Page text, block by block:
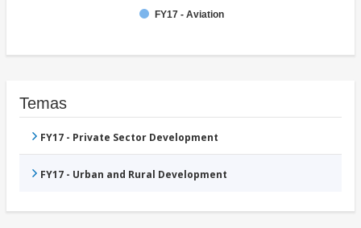
FY17 - Aviation
Temas
FY17 - Private Sector Development
FY17 - Urban and Rural Development